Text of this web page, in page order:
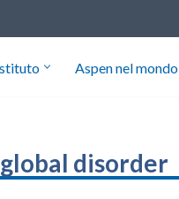
Aspen nel mondo
disorder